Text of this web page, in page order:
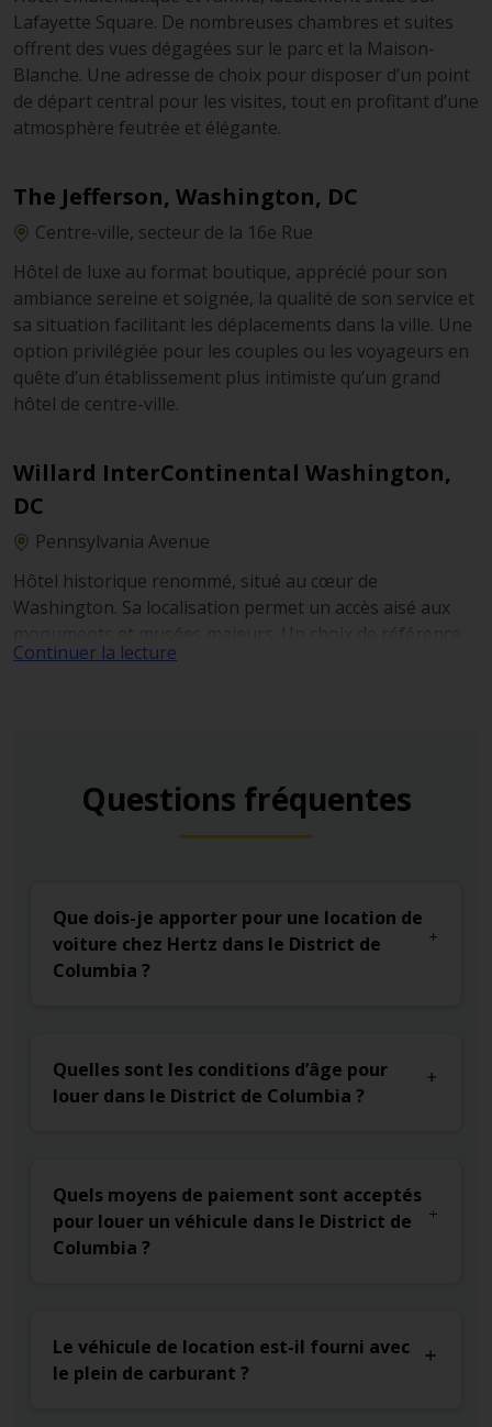
LeColonial Parking Station #565est un parking
souterrain compact d’environ 119 places, situé dans
un secteur privilégié du centre-ville de Washington,
D.C., à proximité immédiate de H Street NW et non
loin de la Maison-Blanche. Il représente un choix
alentour.
Lafayette Square. De nombreuses chambres et suites
offrent des vues dégagées sur le parc et la Maison-
Blanche. Une adresse de choix pour disposer d’un point
de départ central pour les visites, tout en profitant d’une
atmosphère feutrée et élégante.
The Jefferson, Washington, DC
Centre-ville, secteur de la 16e Rue
Hôtel de luxe au format boutique, apprécié pour son
ambiance sereine et soignée, la qualité de son service et
sa situation facilitant les déplacements dans la ville. Une
option privilégiée pour les couples ou les voyageurs en
quête d’un établissement plus intimiste qu’un grand
hôtel de centre-ville.
Willard InterContinental Washington,
DC
Pennsylvania Avenue
Hôtel historique renommé, situé au cœur de
Washington. Sa localisation permet un accès aisé aux
monuments et musées majeurs. Un choix de référence
pour vivre une expérience classique de la capitale, dans
Continuer la lecture
Questions fréquentes
Que dois-je apporter pour une location de
voiture chez Hertz dans le District de
Columbia ?
Quelles sont les conditions d’âge pour
louer dans le District de Columbia ?
Quels moyens de paiement sont acceptés
pour louer un véhicule dans le District de
Columbia ?
Le véhicule de location est-il fourni avec
le plein de carburant ?